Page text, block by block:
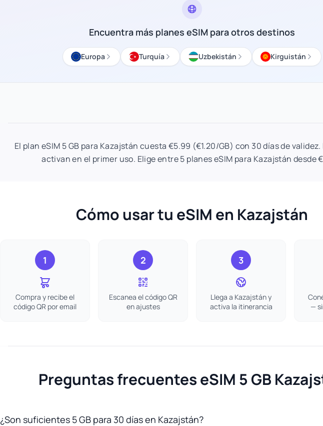
Encuentra más planes eSIM para otros destinos
Europa Turquía Uzbekistán Kirguistán
El plan eSIM 5 GB para Kazajstán cuesta €5.99 (€1.20/GB) con 30 días de
activan en el primer uso. Elige entre 5 planes eSIM para Kazajstán desde
Cómo usar tu eSIM en Kazajstán
1
Compra y recibe el
código QR por email
2
Escanea el código QR
en ajustes
3
Llega a Kazajstán y
activa la itinerancia
—
Preguntas frecuentes eSIM 5 GB
¿Son suficientes 5 GB para 30 días en Kazajstán?